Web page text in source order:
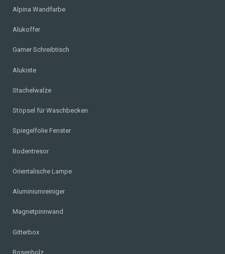
Alpina Wandfarbe
Alukoffer
Gamer Schreibtisch
Alukiste
Stachelwalze
Stöpsel für Waschbecken
Spiegelfolie Fenster
Bodentresor
Orientalische Lampe
Aluminiumreiniger
Magnetpinnwand
Gitterbox
Rosenholz